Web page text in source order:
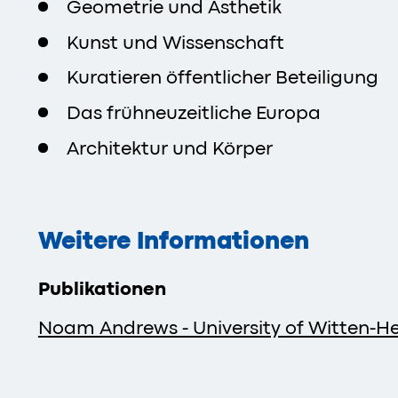
Geometrie und Ästhetik
Kunst und Wissenschaft
Kuratieren öffentlicher Beteiligung
Das frühneuzeitliche Europa
Architektur und Körper
Weitere Informationen
Publikationen
Noam Andrews - University of Witten-